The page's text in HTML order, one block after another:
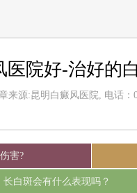
医院好-治好的
来源:昆明白癜风医院, 电话：
害?
长白斑会有什么表现吗？